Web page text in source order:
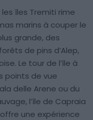
les îles Tremiti rime
marins à couper le
grande, des
de pins d’Alep,
Le tour de l’île à
points de vue
delle Arene ou du
l’île de Capraia
une expérience